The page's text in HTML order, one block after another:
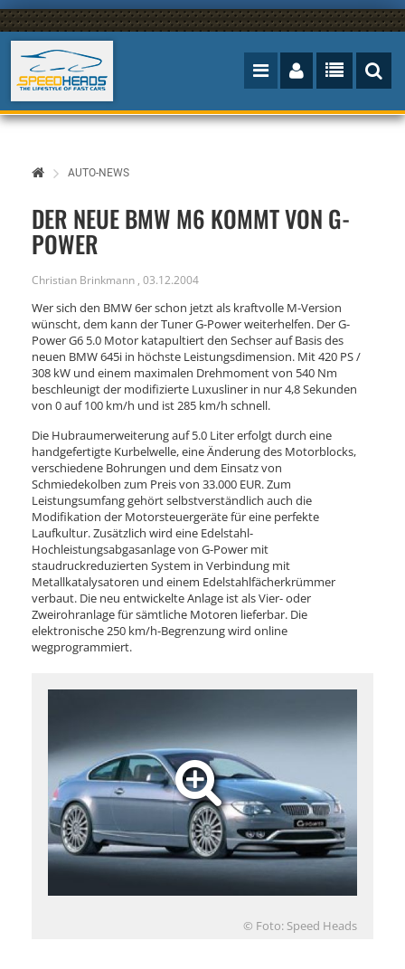
AUTO-NEWS
DER NEUE BMW M6 KOMMT VON G-
POWER
Christian Brinkmann , 03.12.2004
Wer sich den BMW 6er schon jetzt als kraftvolle M-Version
wünscht, dem kann der Tuner G-Power weiterhelfen. Der G-
Power G6 5.0 Motor katapultiert den Sechser auf Basis des
neuen BMW 645i in höchste Leistungsdimension. Mit 420 PS /
308 kW und einem maximalen Drehmoment von 540 Nm
beschleunigt der modifizierte Luxusliner in nur 4,8 Sekunden
von 0 auf 100 km/h und ist 285 km/h schnell.
Die Hubraumerweiterung auf 5.0 Liter erfolgt durch eine
handgefertigte Kurbelwelle, eine Änderung des Motorblocks,
verschiedene Bohrungen und dem Einsatz von
Schmiedekolben zum Preis von 33.000 EUR. Zum
Leistungsumfang gehört selbstverständlich auch die
Modifikation der Motorsteuergeräte für eine perfekte
Laufkultur. Zusätzlich wird eine Edelstahl-
Hochleistungsabgasanlage von G-Power mit
staudruckreduzierten System in Verbindung mit
Metallkatalysatoren und einem Edelstahlfächerkrümmer
verbaut. Die neu entwickelte Anlage ist als Vier- oder
Zweirohranlage für sämtliche Motoren lieferbar. Die
elektronische 250 km/h-Begrenzung wird online
wegprogrammiert.
© Foto: Speed Heads